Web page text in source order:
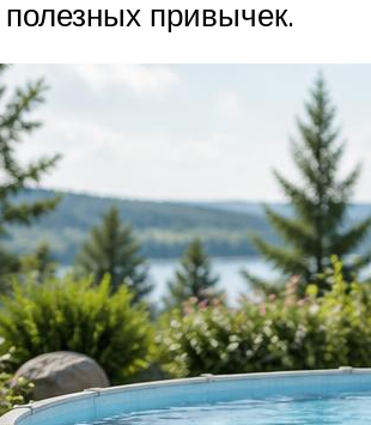
привычек.